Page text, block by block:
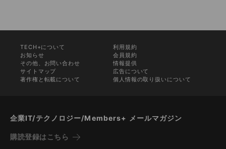
TECH+について
利用規約
お知らせ
会員規約
その他、お問い合わせ
情報提供
サイトマップ
広告について
著作権と転載について
個人情報の取り扱いについて
企業IT/テクノロジー/Members+ メールマガジン
購読登録はこちら